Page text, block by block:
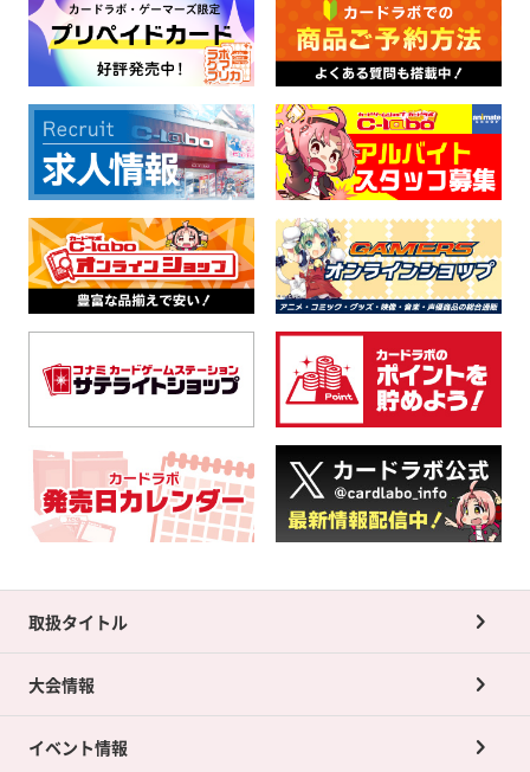
取扱タイトル
大会情報
イベント情報